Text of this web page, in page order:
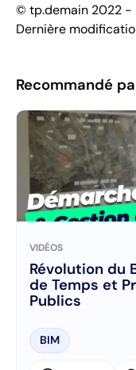
© tp.demain 2022 -
Dernière
Recommandé
VIDÉOS
Révolution du
de Temps et
Publics
BIM